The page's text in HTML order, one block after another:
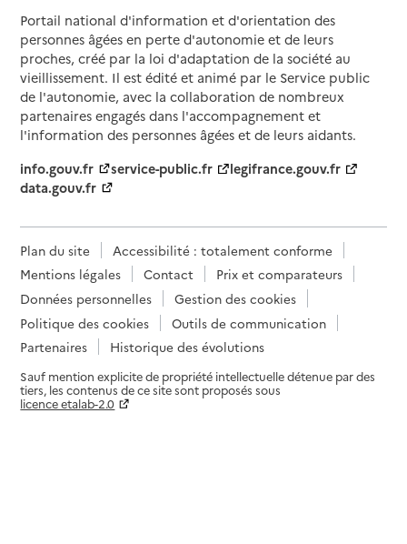
Portail national d'information et d'orientation des
personnes âgées en perte d'autonomie et de leurs
proches, créé par la loi d'adaptation de la société au
vieillissement. Il est édité et animé par le Service public
de l'autonomie, avec la collaboration de nombreux
partenaires engagés dans l'accompagnement et
l'information des personnes âgées et de leurs aidants.
info.gouv.fr
service-public.fr
legifrance.gouv.fr
data.gouv.fr
Plan du site
Accessibilité : totalement conforme
Mentions légales
Contact
Prix et comparateurs
Données personnelles
Gestion des cookies
Politique des cookies
Outils de communication
Partenaires
Historique des évolutions
Sauf mention explicite de propriété intellectuelle détenue par des
tiers, les contenus de ce site sont proposés sous
licence etalab-2.0